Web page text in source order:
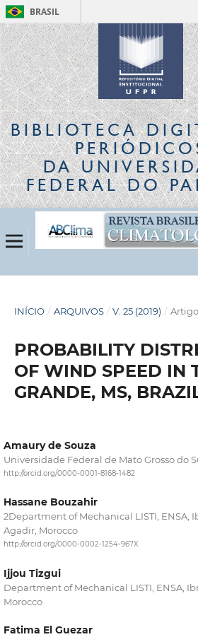
BRASIL
BIBLIOTECA
DA
FEDERAL DO
INÍCIO / ARQUIVOS / V. 25 (2019) /
PROBABILITY
OF WIND SPEED IN
GRANDE, MS,
Amaury de Souza
Universidade Federal de Mato Grosso do
http://orcid.org/0000-0001-8168-1482
Hassane Bouzahir
2Department of Mechanical LISTI, ENSA,
Agadir, Morocco
http://orcid.org/0000-0002-1254-967X
Ijjou Tizgui
Department of Mechanical LISTI, ENSA,
Morocco
Fatima El Guezar